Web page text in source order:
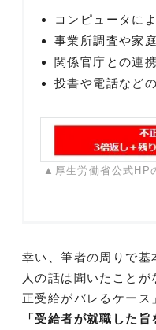
コンピュータに
事業所調査や家
関係官庁との連
投書や電話など
▲厚生労働省公式HP
幸い、筆者の周りで基
人の話は聞いたこと
正受給がバレるケース
「受給者が就職した